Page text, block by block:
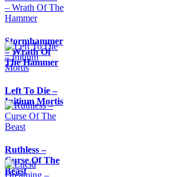
Stormhammer
– Wrath Of
The Hammer
Left To Die –
Initium Mortis
Ruthless –
Curse Of The
Beast